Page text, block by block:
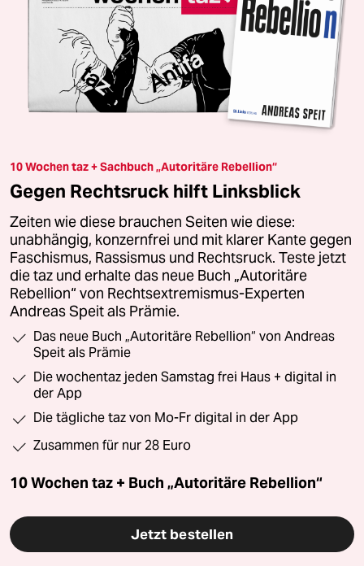
10 Wochen taz + Sachbuch „Autoritäre Rebellion“
Gegen Rechtsruck hilft Linksblick
Zeiten wie diese brauchen Seiten wie diese:
unabhängig, konzernfrei und mit klarer Kante gegen
Faschismus, Rassismus und Rechtsruck. Teste jetzt
die taz und erhalte das neue Buch „Autoritäre
Rebellion“ von Rechtsextremismus-Experten
Andreas Speit als Prämie.
Das neue Buch „Autoritäre Rebellion“ von Andreas
Speit als Prämie
Die wochentaz jeden Samstag frei Haus + digital in
der App
Die tägliche taz von Mo-Fr digital in der App
Zusammen für nur 28 Euro
10 Wochen taz + Buch „Autoritäre Rebellion“
Jetzt bestellen